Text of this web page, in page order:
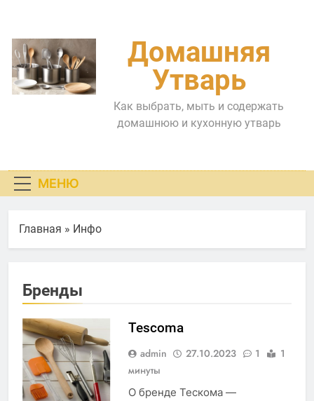
содержимому
Домашняя
Утварь
Как выбрать, мыть и содержать
домашнюю и кухонную утварь
МЕНЮ
Главная » Инфо
Бренды
Tescoma
admin 27.10.2023 1
1
минуты
О бренде Тескома —